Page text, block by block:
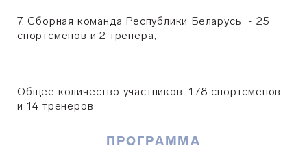
7.Сборная команда Республики Беларусь
- 25
спортсменов и 2 тренера;
Общее количество участников: 178 спортсменов
и 14 тренеров
ПРОГРАММА